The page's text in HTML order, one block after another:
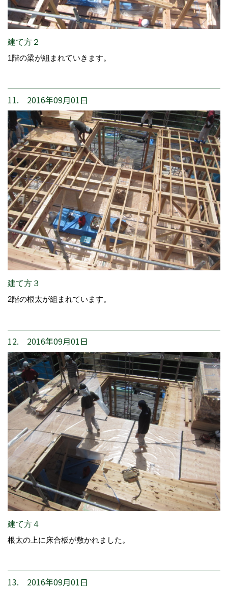
建て方２
1階の梁が組まれていきます。
11. 2016年09月01日
建て方３
2階の根太が組まれています。
12. 2016年09月01日
建て方４
根太の上に床合板が敷かれました。
13. 2016年09月01日